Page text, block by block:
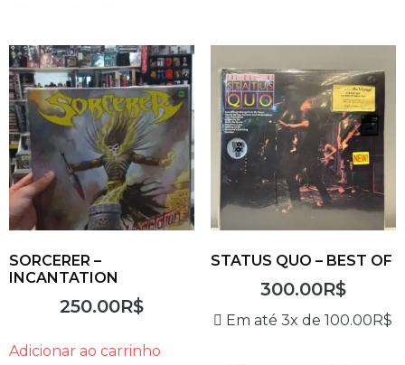
SORCERER –
INCANTATION
250.00R$
Adicionar ao carrinho
STATUS QUO – BEST OF
300.00R$
Em até 3x de100.00R$